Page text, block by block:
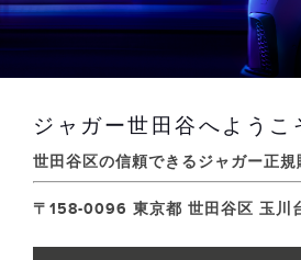
ジャガー世田谷へようこ
世田谷区の信頼できるジャガー正規
〒158-0096 東京都 世田谷区 玉川